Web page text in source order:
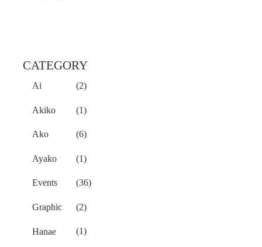
CATEGORY
Ai (2)
Akiko (1)
Ako (6)
Ayako (1)
Events (36)
Graphic (2)
Hanae (1)